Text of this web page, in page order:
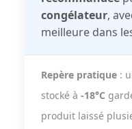
congélateur,
meilleure dans
Repère pratique :
stocké à -18°C
produit laissé